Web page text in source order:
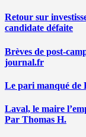
Retour sur
candidate défaite
Brèves de post-
journal.fr
Le pari manqué de
Laval, le maire
Par Thomas H.